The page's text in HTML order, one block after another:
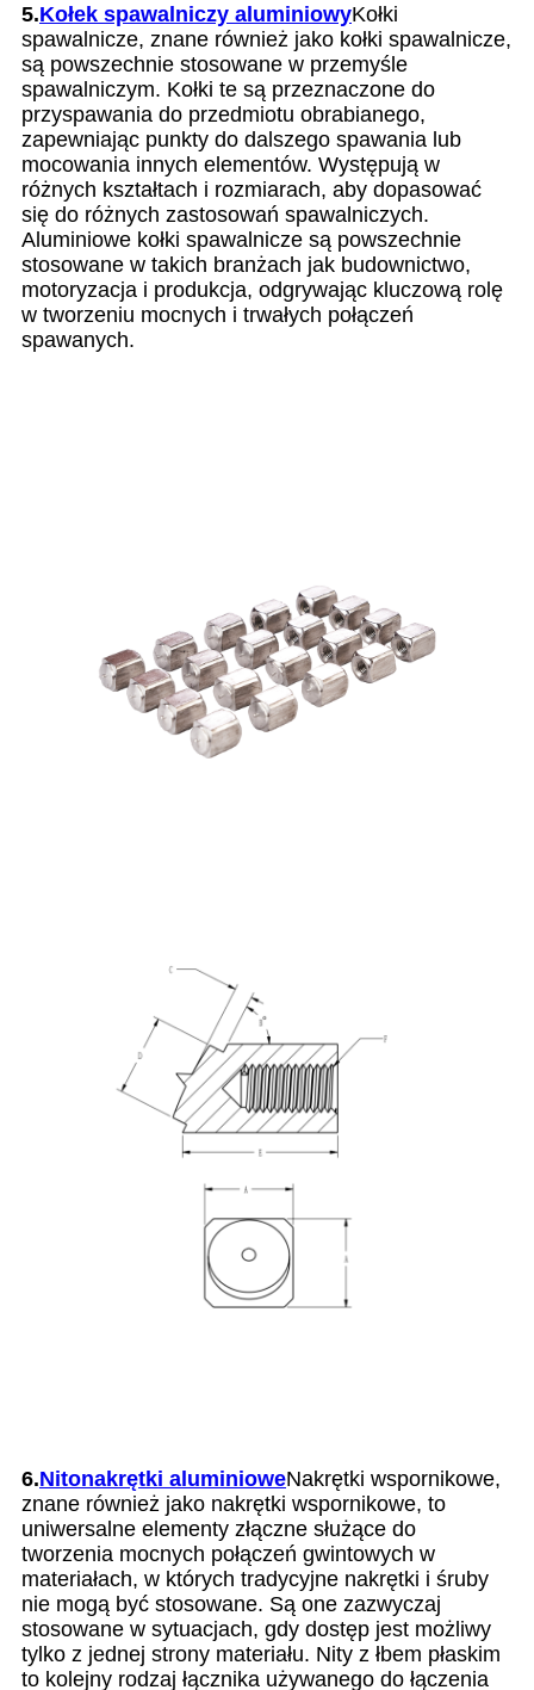
5.Kołek spawalniczy aluminiowyKołki
spawalnicze, znane również jako kołki spawalnicze,
są powszechnie stosowane w przemyśle
spawalniczym. Kołki te są przeznaczone do
przyspawania do przedmiotu obrabianego,
zapewniając punkty do dalszego spawania lub
mocowania innych elementów. Występują w
różnych kształtach i rozmiarach, aby dopasować
się do różnych zastosowań spawalniczych.
Aluminiowe kołki spawalnicze są powszechnie
stosowane w takich branżach jak budownictwo,
motoryzacja i produkcja, odgrywając kluczową rolę
w tworzeniu mocnych i trwałych połączeń
spawanych.
6.Nitonakrętki aluminioweNakrętki wspornikowe,
znane również jako nakrętki wspornikowe, to
uniwersalne elementy złączne służące do
tworzenia mocnych połączeń gwintowych w
materiałach, w których tradycyjne nakrętki i śruby
nie mogą być stosowane. Są one zazwyczaj
stosowane w sytuacjach, gdy dostęp jest możliwy
tylko z jednej strony materiału. Nity z łbem płaskim
to kolejny rodzaj łącznika używanego do łączenia